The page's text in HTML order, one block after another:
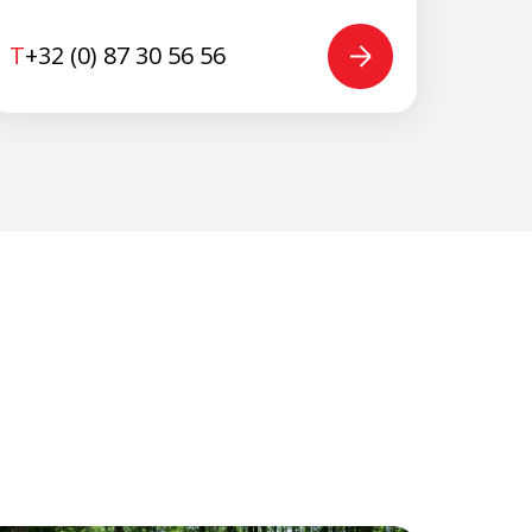
T+32 (0) 87 30 56 56